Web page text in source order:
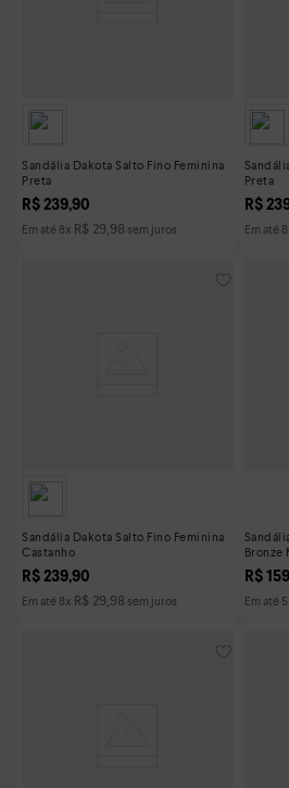
Sandália Dakota Salto Fino Feminina
Preta
R$ 239,90
Em até 8x R$ 29,98 sem juros
Preta
R$
Em até 8
Sandália Dakota Salto Fino Feminina
Castanho
R$ 239,90
Em até 8x R$ 29,98 sem juros
Bronze
R$ 159
Em até 5